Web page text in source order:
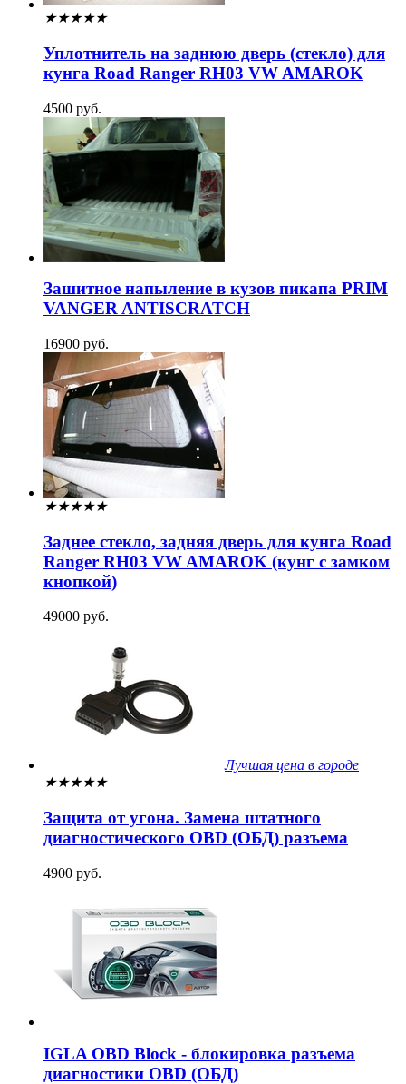
★★★★★
Уплотнитель на заднюю дверь (стекло) для
кунга Road Ranger RH03 VW AMAROK
4500 руб.
Зашитное напыление в кузов пикапа PRIM
VANGER ANTISCRATCH
16900 руб.
★★★★★
Заднее стекло, задняя дверь для кунга Road
Ranger RH03 VW AMAROK (кунг с замком
кнопкой)
49000 руб.
Лучшая цена в городе
★★★★★
Защита от угона. Замена штатного
диагностического OBD (ОБД) разъема
4900 руб.
IGLA OBD Block - блокировка разъема
диагностики OBD (ОБД)